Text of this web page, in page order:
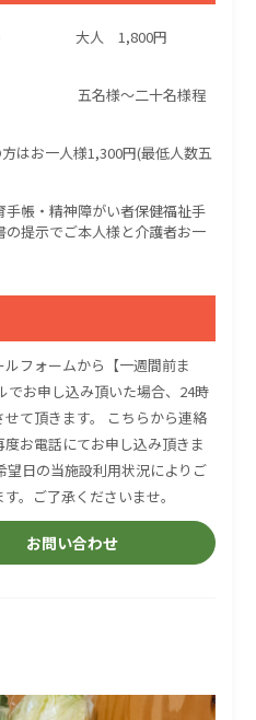
たり) 大人 1,800円
五名様～二十名様程
はお一人様1,300円(最低人数五
帳・精神障がい者保健福祉手
の提示でご本人様と介護者お一
フォームから【一週間前ま
でお申し込み頂いた場合、24時
て頂きます。 こちらから連絡
お電話にてお申し込み頂きま
望日の当施設利用状況によりご
。ご了承くださいませ。
お問い合わせ